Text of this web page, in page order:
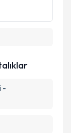
belirtilen
-